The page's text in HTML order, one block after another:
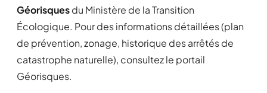
Géorisquesdu Ministère de la Transition
Écologique. Pour des informations détaillées (plan
de prévention, zonage, historique des arrêtés de
catastrophe naturelle), consultez le portail
Géorisques.